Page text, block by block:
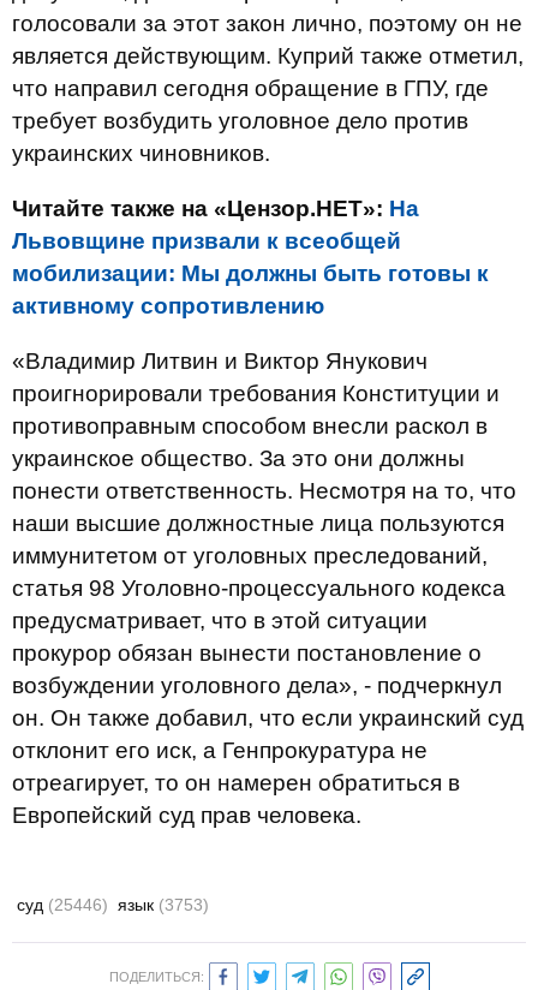
голосовали за этот закон лично, поэтому он не
является действующим. Куприй также отметил,
что направил сегодня обращение в ГПУ, где
требует возбудить уголовное дело против
украинских чиновников.
Читайте также на «Цензор.НЕТ»: На
Львовщине призвали к всеобщей
мобилизации: Мы должны быть готовы к
активному сопротивлению
«Владимир Литвин и Виктор Янукович
проигнорировали требования Конституции и
противоправным способом внесли раскол в
украинское общество. За это они должны
понести ответственность. Несмотря на то, что
наши высшие должностные лица пользуются
иммунитетом от уголовных преследований,
статья 98 Уголовно-процессуального кодекса
предусматривает, что в этой ситуации
прокурор обязан вынести постановление о
возбуждении уголовного дела», - подчеркнул
он. Он также добавил, что если украинский суд
отклонит его иск, а Генпрокуратура не
отреагирует, то он намерен обратиться в
Европейский суд прав человека.
суд (25446) язык (3753)
ПОДЕЛИТЬСЯ: